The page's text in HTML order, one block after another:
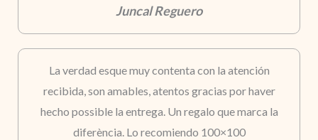
Juncal Reguero
La verdad esque muy contenta con la atención
recibida, son amables, atentos gracias por haver
hecho possible la entrega. Un regalo que marca la
diferència. Lo recomiendo 100×100